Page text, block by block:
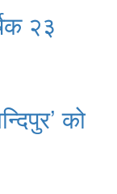
२३
को